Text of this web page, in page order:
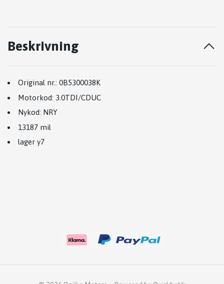
Beskrivning
Original nr.: 0B5300038K
Motorkod: 3.0TDI/CDUC
Nykod: NRY
13187 mil
lager y7